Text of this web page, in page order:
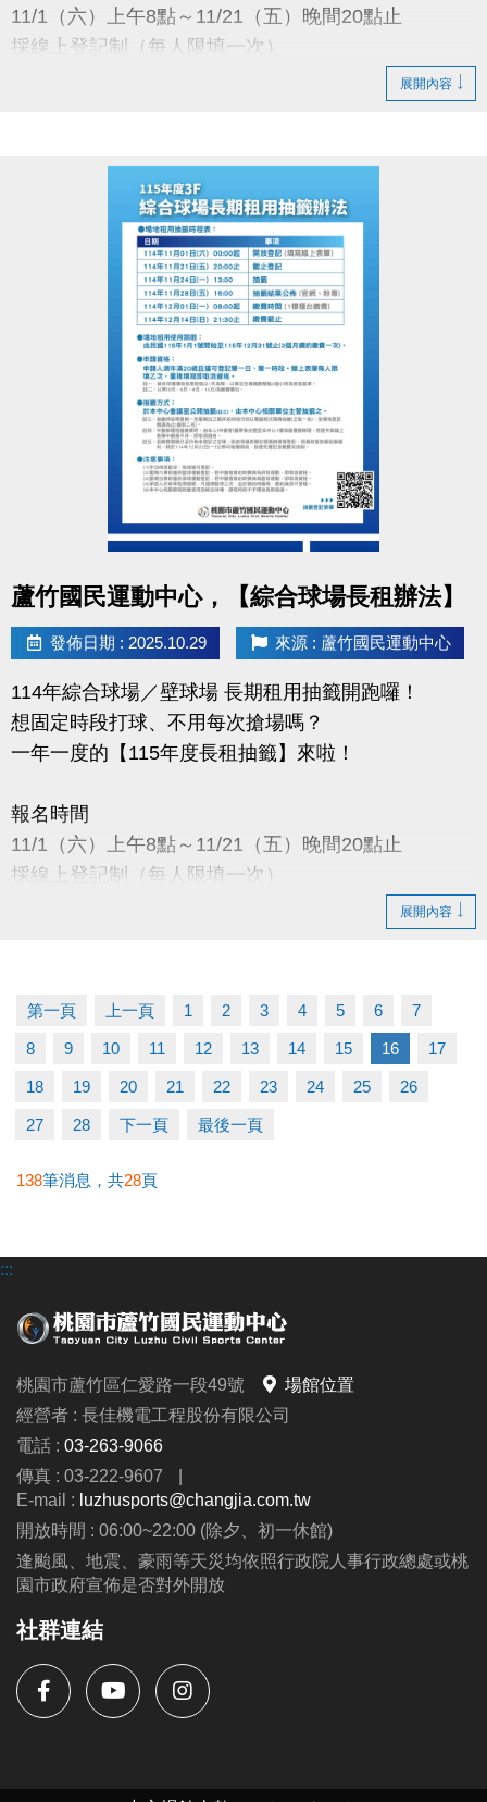
讓你的愛車在蘆竹運動中心安心停、放心停~
11/1（六）上午8點～11/21（五）晚間20點止
採線上登記制（每人限填一次）
於本中心會議室公開抽籤
抽籤結果公布
11/28（五）下午16:00
公布於：1樓球館櫃台／官網／FB粉絲專頁
12/1（一）08:00～12/14（日）21:30止
115/1/1～115/12/31（每三個月續約繳費一次）
練。
壁球場亦同，僅供個人運動使用。
抽籤資格、場地使用規定及課程占用時段請詳見公
告。
展開內容
蘆竹國民運動中心，【綜合球場長租辦法】
發佈日期 : 2025.10.29 來源 : 蘆竹國民運動中心
114年綜合球場／壁球場 長期租用抽籤開跑囉！
想固定時段打球、不用每次搶場嗎？
一年一度的【115年度長租抽籤】來啦！
報名時間
11/1（六）上午8點～11/21（五）晚間20點止
採線上登記制（每人限填一次）
抽籤結果公布
11/28（五）下午16:00
公布於：1樓球館櫃台／官網／FB粉絲專頁
繳費時間
使用期限
綜合球場僅限籃、排、羽球運動使用，禁止教學與訓
練。
壁球場亦同，僅供個人運動使用。
抽籤資格、場地使用規定及課程占用時段請詳見公
告。
展開內容
第一頁 上一頁 1 2 3 4 5 6 7
8 9 10 11 12 13 14 15 16 17
18 19 20 21 22 23 24 25 26
27 28 下一頁 最後一頁
138筆消息，共28頁
:::
桃園市蘆竹區仁愛路一段49號
場館位置
經營者 : 長佳機電工程股份有限公司
電話 : 03-263-9066
傳真 : 03-222-9607
|
E-mail : luzhusports@changjia.com.tw
開放時間 : 06:00~22:00 (除夕、初一休館)
逢颱風、地震、豪雨等天災均依照行政院人事行政總處或桃
園市政府宣佈是否對外開放
社群連結